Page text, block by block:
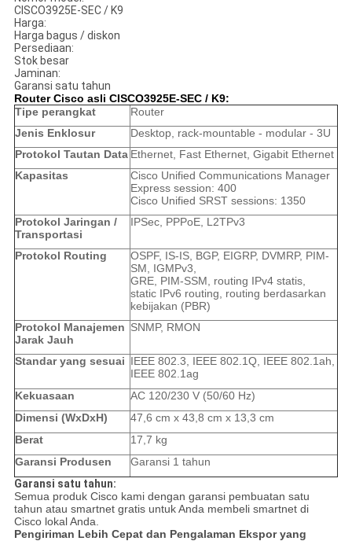
CISCO3925E-SEC / K9
Harga:
Harga bagus / diskon
Persediaan:
Stok besar
Jaminan:
Garansi satu tahun
Router Cisco asli CISCO3925E-SEC / K9:
Tipe perangkat
Router
Jenis Enklosur
Desktop, rack-mountable - modular - 3U
Protokol Tautan Data Ethernet, Fast Ethernet, Gigabit Ethernet
Kapasitas
Cisco Unified Communications Manager
Express session: 400
Cisco Unified SRST sessions: 1350
Protokol Jaringan /
Transportasi
IPSec, PPPoE, L2TPv3
Protokol Routing
OSPF, IS-IS, BGP, EIGRP, DVMRP, PIM-
SM, IGMPv3,
GRE, PIM-SSM, routing IPv4 statis,
static IPv6 routing, routing berdasarkan
kebijakan (PBR)
Protokol Manajemen
Jarak Jauh
SNMP, RMON
Standar yang sesuai IEEE 802.3, IEEE 802.1Q, IEEE 802.1ah,
IEEE 802.1ag
Kekuasaan
AC 120/230 V (50/60 Hz)
Dimensi (WxDxH)
47,6 cm x 43,8 cm x 13,3 cm
Berat
17,7 kg
Garansi Produsen
Garansi 1 tahun
Garansi satu tahun:
Semua produk Cisco kami dengan garansi pembuatan satu
tahun atau smartnet gratis untuk Anda membeli smartnet di
Cisco lokal Anda.
Pengiriman Lebih Cepat dan Pengalaman Ekspor yang